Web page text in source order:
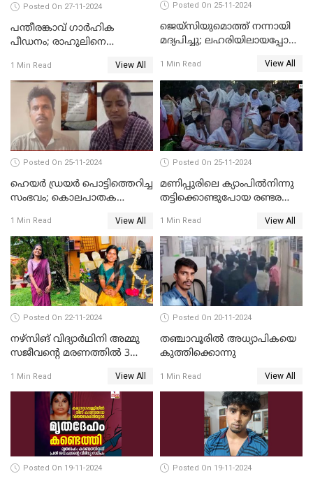
Posted On 27-11-2024
പന്തീരങ്കാവ് ഗാർഹിക
പീഡനം; രാഹുലിനെ
പൊലീസ് കോടതിയിൽ
അപേക്ഷ നൽകും
1 Min Read View All
Posted On 25-11-2024
ജെയ്‌സിയുമൊത്ത് നന്നായി
മദ്യപിച്ചു; ലഹരിയിലായപ്പോൾ
പലവട്ടം അടിച്ചു;
നിലവിളിച്ചപ്പോൾ മുഖത്ത്
തലയിണ വച്ചമർത്തി;
അരുംകൊലയിൽ യുവാവും
യുവതിയും പിടിയിൽ
1 Min Read View All
Posted On 25-11-2024
ഹെയര്‍ ഡ്രയര്‍ പൊട്ടിത്തെറിച്ച
സംഭവം; കൊലപാതക
ചെയ്തു
1 Min Read View All
Posted On 25-11-2024
മണിപ്പുരിലെ ക്യാംപില്‍നിന്നു
തട്ടിക്കൊണ്ടുപോയ രണ്ടര
പീഡനത്തിനിരയായി
1 Min Read View All
Posted On 22-11-2024
നഴ്സിങ് വിദ്യാര്‍ഥിനി അമ്മു
സജീവന്റെ മരണത്തില്‍ 3
രേഖപ്പെടുത്തി
1 Min Read View All
Posted On 20-11-2024
തഞ്ചാവൂരില്‍ അധ്യാപികയെ
കുത്തിക്കൊന്നു
1 Min Read View All
Posted On 19-11-2024 Posted On 19-11-2024